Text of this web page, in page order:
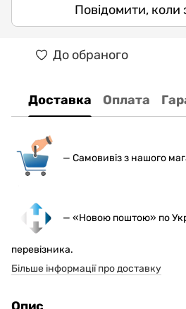
Повідомити, коли
До обраного
Доставка Оплата
— Самовивіз з нашого
— «Новою поштою» по
перевізника.
Більше інформації про доставку